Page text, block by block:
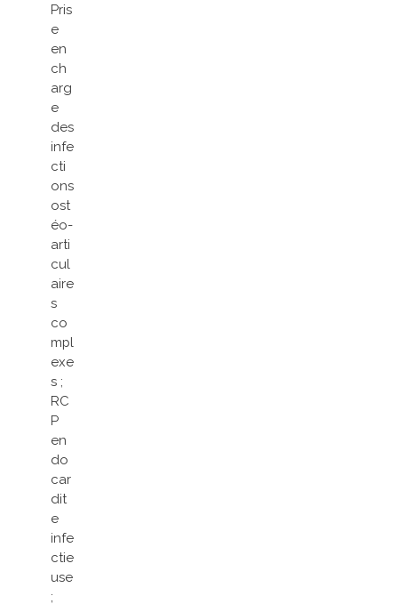
Pris
e
en
ch
arg
e
des
infe
cti
ons
ost
éo-
arti
cul
aire
s
co
mpl
exe
s ;
RC
P
en
do
car
dit
e
infe
ctie
use
;